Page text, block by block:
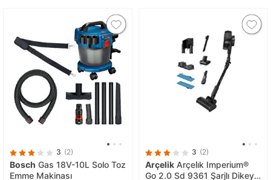
3 (2)
Bosch Gas 18V-10L Solo Toz
Emme Makinası
3 (2)
Arçelik Arçeli̇k Imperium®
Go 2.0 Sd 9361 Şarjlı Dikey